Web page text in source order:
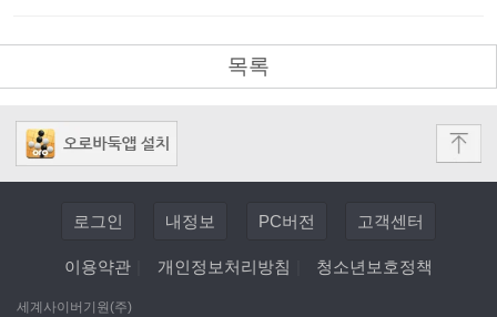
목록
로그인 내정보 PC버전 고객센터
이용약관 개인정보처리방침 청소년보호정책
세계사이버기원(주)